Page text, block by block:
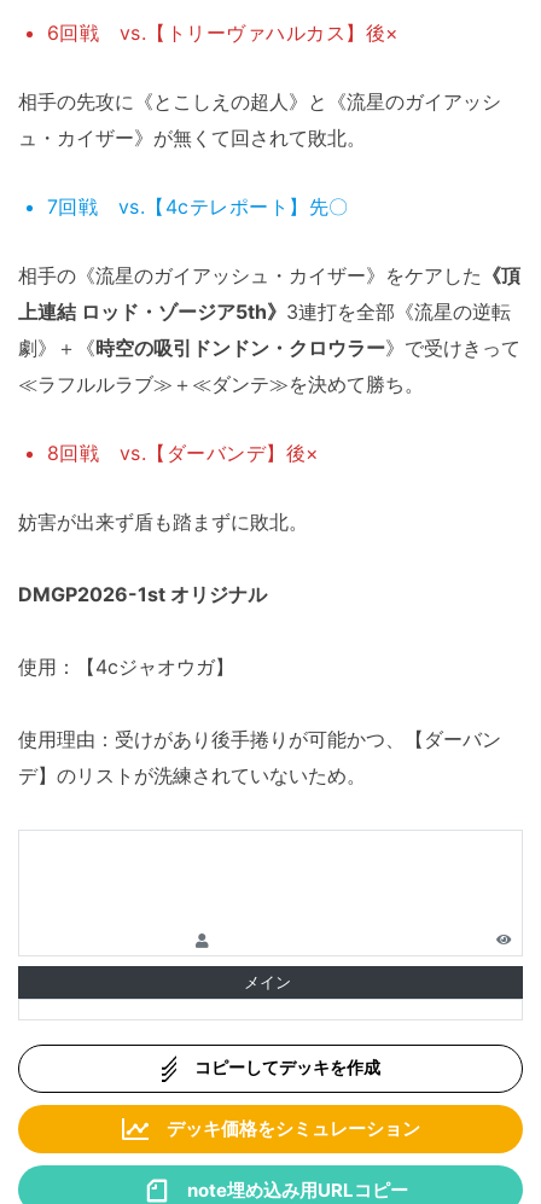
6回戦 vs.【トリーヴァハルカス】後×
相手の先攻に《とこしえの超人》と《流星のガイアッシ
ュ・カイザー》が無くて回されて敗北。
7回戦 vs.【4cテレポート】先〇
相手の《流星のガイアッシュ・カイザー》をケアした 《頂
上連結 ロッド・ゾージア5th》 3連打を全部《流星の逆転
劇》＋《時空の吸引ドンドン・クロウラー》で受けきって
≪ラフルルラブ≫＋≪ダンテ≫を決めて勝ち。
8回戦 vs.【ダーバンデ】後×
妨害が出来ず盾も踏まずに敗北。
DMGP2026-1st オリジナル
使用：【4cジャオウガ】
使用理由：受けがあり後手捲りが可能かつ、【ダーバン
デ】のリストが洗練されていないため。
メイン
コピーしてデッキを作成
デッキ価格をシミュレーション
note埋め込み用URLコピー